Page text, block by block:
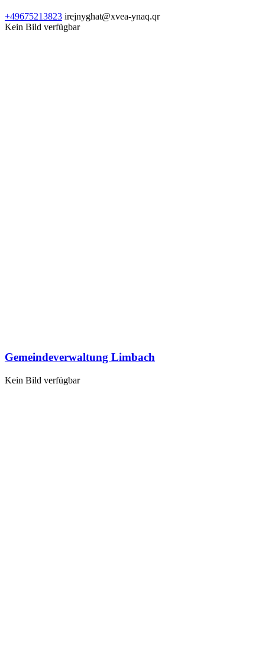
+49675213823 irejnyghat@xvea-ynaq.qr
Kein Bild verfügbar
Gemeindeverwaltung Limbach
Kein Bild verfügbar